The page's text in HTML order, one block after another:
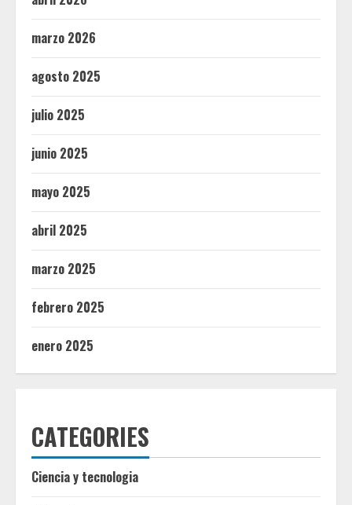
marzo 2026
agosto 2025
julio 2025
junio 2025
mayo 2025
abril 2025
marzo 2025
febrero 2025
enero 2025
CATEGORIES
Ciencia y tecnologia